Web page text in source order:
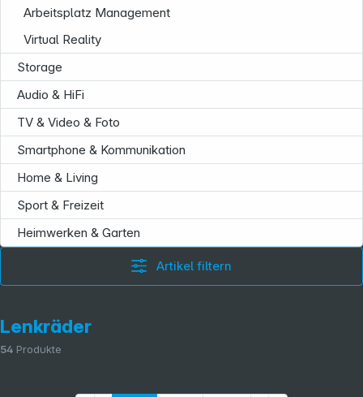
Arbeitsplatz Management
Virtual Reality
Storage
Audio & HiFi
TV & Video & Foto
Smartphone & Kommunikation
Home & Living
Sport & Freizeit
Heimwerken & Garten
Artikel filtern
Lenkräder
54 Produkte